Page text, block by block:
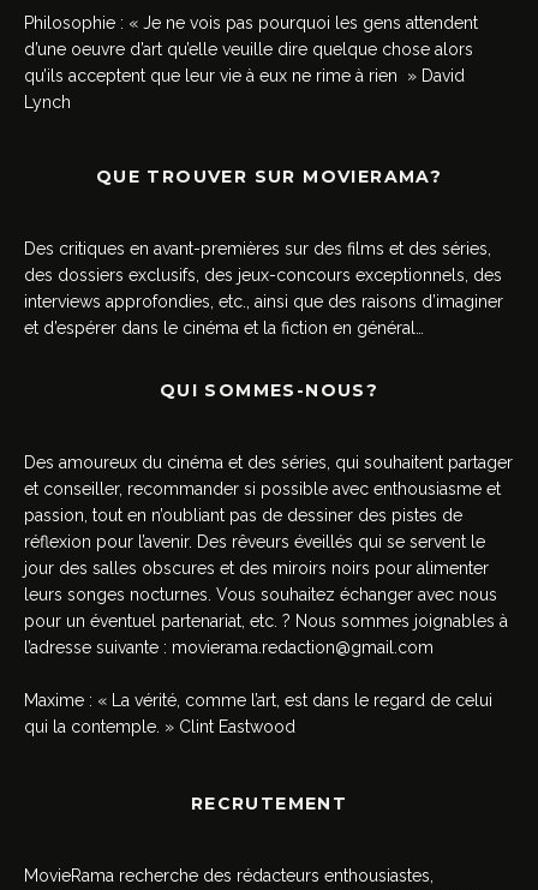
Philosophie : « Je ne vois pas pourquoi les gens attendent
d’une oeuvre d’art qu’elle veuille dire quelque chose alors
qu’ils acceptent que leur vie à eux ne rime à rien » David
Lynch
QUE TROUVER SUR MOVIERAMA?
Des critiques en avant-premières sur des films et des séries,
des dossiers exclusifs, des jeux-concours exceptionnels, des
interviews approfondies, etc., ainsi que des raisons d’imaginer
et d’espérer dans le cinéma et la fiction en général…
QUI SOMMES-NOUS?
Des amoureux du cinéma et des séries, qui souhaitent partager
et conseiller, recommander si possible avec enthousiasme et
passion, tout en n’oubliant pas de dessiner des pistes de
réflexion pour l’avenir. Des rêveurs éveillés qui se servent le
jour des salles obscures et des miroirs noirs pour alimenter
leurs songes nocturnes. Vous souhaitez échanger avec nous
pour un éventuel partenariat, etc. ? Nous sommes joignables à
l’adresse suivante : movierama.redaction@gmail.com
Maxime : « La vérité, comme l’art, est dans le regard de celui
qui la contemple. » Clint Eastwood
RECRUTEMENT
MovieRama recherche des rédacteurs enthousiastes,